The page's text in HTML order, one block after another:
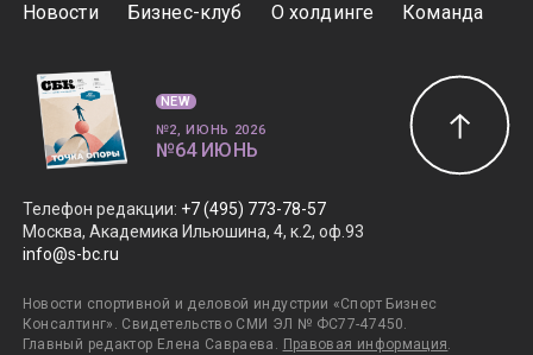
Новости Бизнес-клуб О холдинге Команда
Телефон редакции: +7 (495) 773-78-57
Москва, Академика Ильюшина, 4, к.2, оф.93
info@s-bc.ru
Новости спортивной и деловой индустрии «Спорт Бизнес
Консалтинг». Свидетельство СМИ ЭЛ № ФС77-47450.
Главный редактор Елена Савраева. Правовая информация.
NEW
№2, ИЮНЬ 2026
№64 ИЮНЬ